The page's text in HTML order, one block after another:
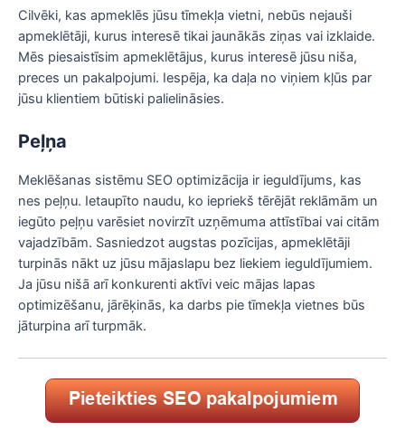
Cilvēki, kas apmeklēs jūsu tīmekļa vietni, nebūs nejauši
apmeklētāji, kurus interesē tikai jaunākās ziņas vai izklaide.
Mēs piesaistīsim apmeklētājus, kurus interesē jūsu niša,
preces un pakalpojumi. Iespēja, ka daļa no viņiem kļūs par
jūsu klientiem būtiski palielināsies.
Peļņa
Meklēšanas sistēmu SEO optimizācija ir ieguldījums, kas
nes peļņu. Ietaupīto naudu, ko iepriekš tērējāt reklāmām un
iegūto peļņu varēsiet novirzīt uzņēmuma attīstībai vai citām
vajadzībām. Sasniedzot augstas pozīcijas, apmeklētāji
turpinās nākt uz jūsu mājaslapu bez liekiem ieguldījumiem.
Ja jūsu nišā arī konkurenti aktīvi veic mājas lapas
optimizēšanu, jārēķinās, ka darbs pie tīmekļa vietnes būs
jāturpina arī turpmāk.